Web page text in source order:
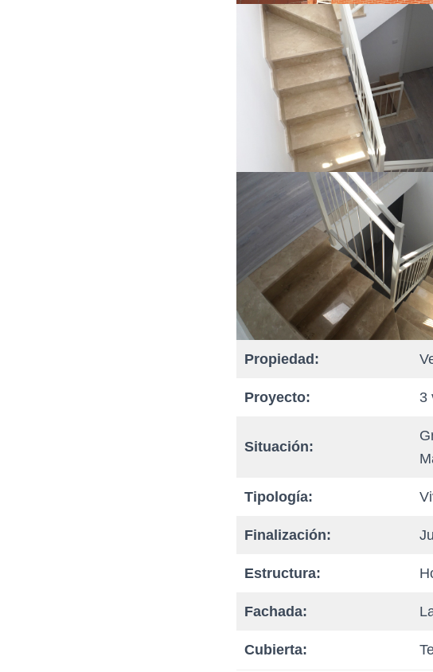
Propiedad:
Proyecto: 3
Situación:
Tipología:
Finalización:
Estructura:
Fachada:
Cubierta: